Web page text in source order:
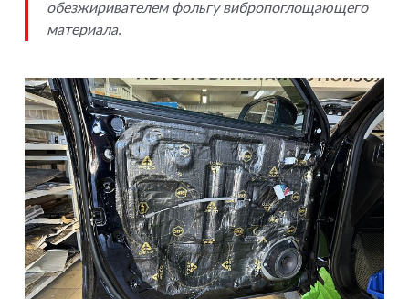
обезжиривателем фольгу вибропоглощающего
материала.